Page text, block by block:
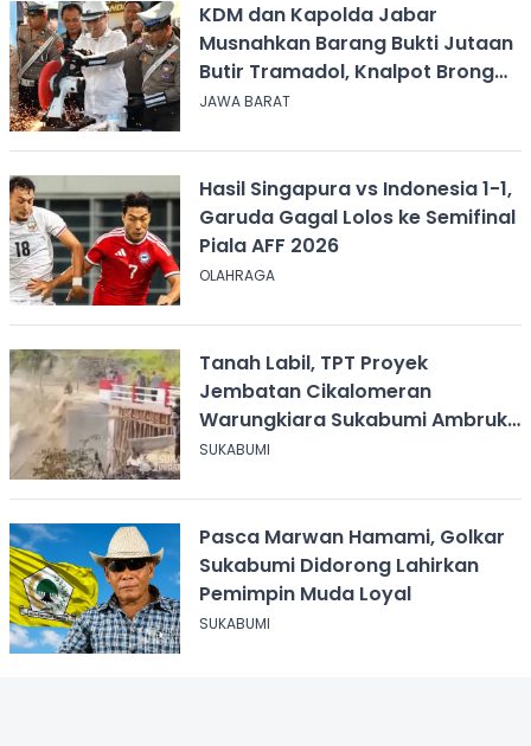
KDM dan Kapolda Jabar
Musnahkan Barang Bukti Jutaan
Butir Tramadol, Knalpot Brong
hingga Miras
JAWA BARAT
Hasil Singapura vs Indonesia 1-1,
Garuda Gagal Lolos ke Semifinal
Piala AFF 2026
OLAHRAGA
Tanah Labil, TPT Proyek
Jembatan Cikalomeran
Warungkiara Sukabumi Ambruk
Saat Pengurugan
SUKABUMI
Pasca Marwan Hamami, Golkar
Sukabumi Didorong Lahirkan
Pemimpin Muda Loyal
SUKABUMI